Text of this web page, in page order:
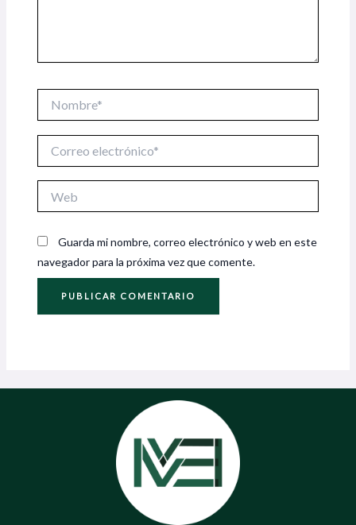
electrónico*
Guarda mi nombre, correo electrónico y web en este
navegador para la próxima vez que comente.